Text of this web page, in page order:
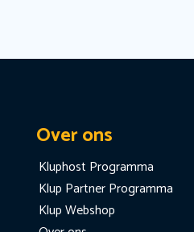
Over ons
Kluphost Programma
Klup Partner Programma
Klup Webshop